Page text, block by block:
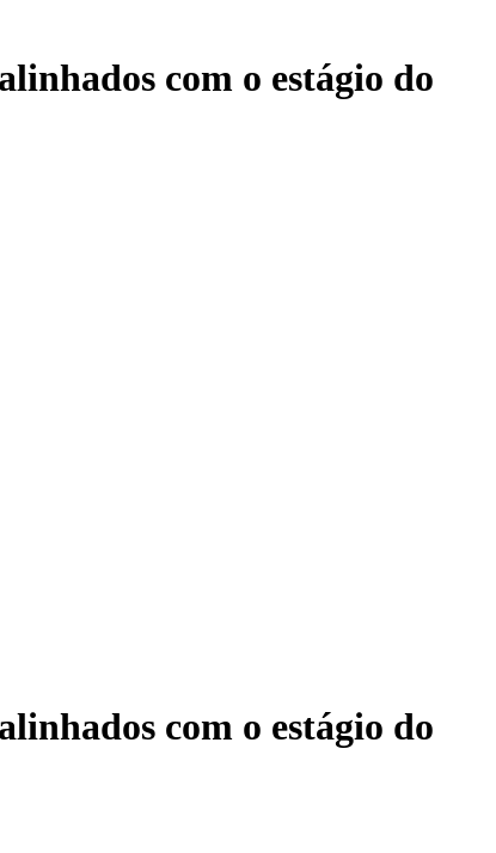
com o estágio do
com o estágio do